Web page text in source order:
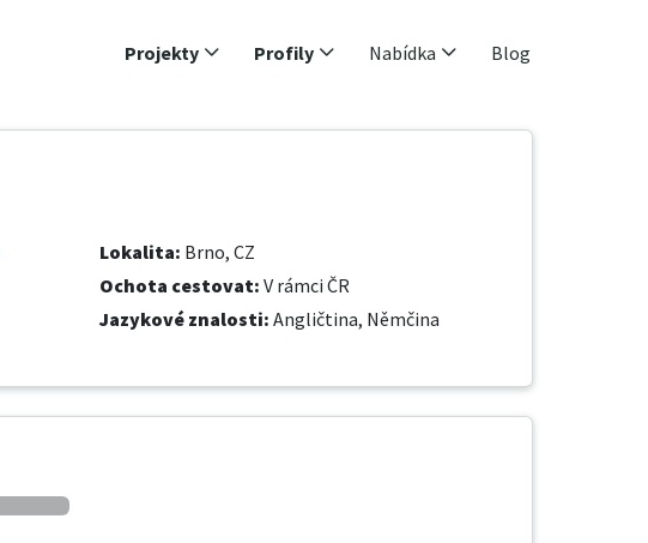
Projekty Profily Nabídka Blog
Lokalita: Brno, CZ
Ochota cestovat: V rámci ČR
Jazykové znalosti: Angličtina, Němčina